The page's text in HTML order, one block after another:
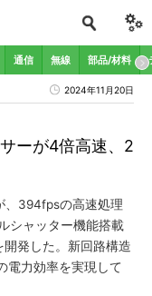
通信 無線 部品/材料
2024年11月20日
ーが4倍高速、2
、394fpsの高速処理
シャッター機能搭載
発した。新回路構造
電力効率を実現して